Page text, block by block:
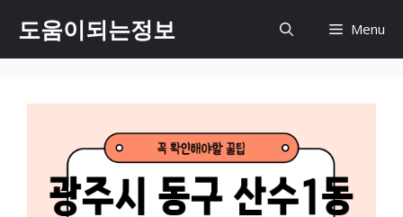
츠
도움이되는정보 Menu